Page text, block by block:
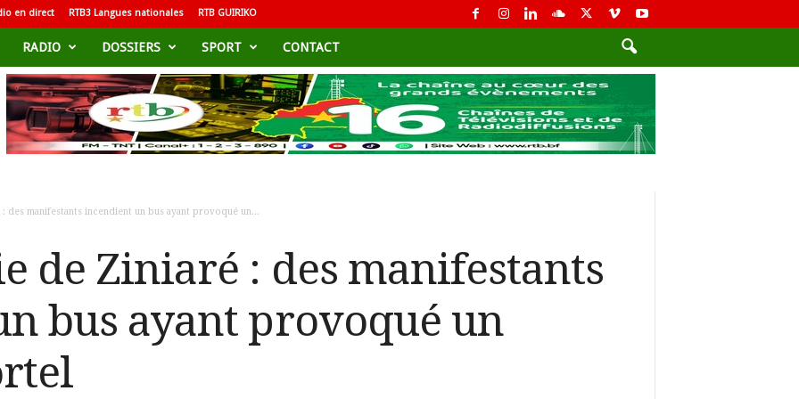
en direct RTB3 Langues nationales RTB GUIRIKO
RADIO DOSSIERS SPORT CONTACT
des manifestants incendient un bus ayant provoqué un...
de Ziniaré : des manifestants
bus ayant provoqué un